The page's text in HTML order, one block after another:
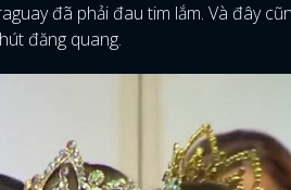
đã phải đau tim lắm. Và đây
đăng quang.